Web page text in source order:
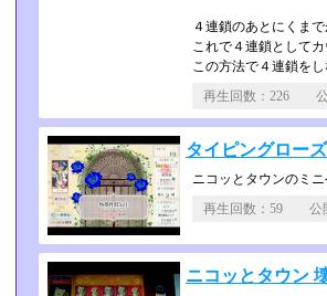
４連鎖のあとにくま
これで４連鎖として
この方法で４連鎖を
再生回数：226
タイピングロー
ニコッとタウンのミ
再生回数：59 公
ニコッとタウン